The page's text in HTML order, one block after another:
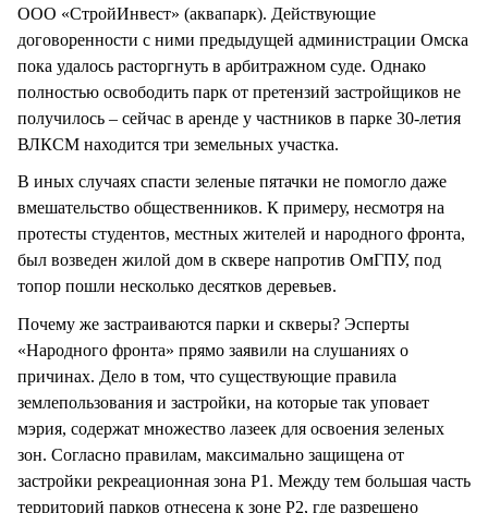
ООО «СтройИнвест» (аквапарк). Действующие
договоренности с ними предыдущей администрации Омска
пока удалось расторгнуть в арбитражном суде. Однако
полностью освободить парк от претензий застройщиков не
получилось – сейчас в аренде у частников в парке 30-летия
ВЛКСМ находится три земельных участка.
В иных случаях спасти зеленые пятачки не помогло даже
вмешательство общественников. К примеру, несмотря на
протесты студентов, местных жителей и народного фронта,
был возведен жилой дом в сквере напротив ОмГПУ, под
топор пошли несколько десятков деревьев.
Почему же застраиваются парки и скверы? Эсперты
«Народного фронта» прямо заявили на слушаниях о
причинах. Дело в том, что существующие правила
землепользования и застройки, на которые так уповает
мэрия, содержат множество лазеек для освоения зеленых
зон. Согласно правилам, максимально защищена от
застройки рекреационная зона Р1. Между тем большая часть
территорий парков отнесена к зоне Р2, где разрешено